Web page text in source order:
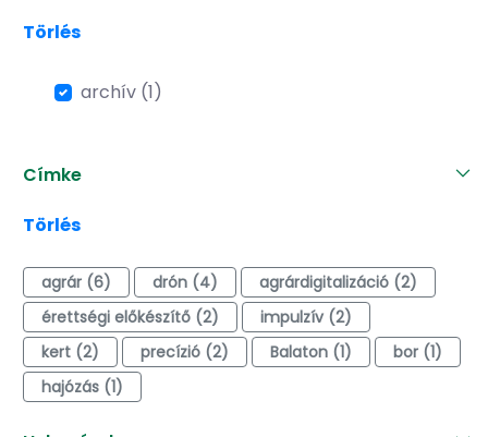
Törlés
archív (1)
Címke
Törlés
agrár (6) drón (4)
agrárdigitalizáció (2)
érettségi előkészítő (2)
impulzív (2)
kert (2)
precízió (2) Balaton (1)
bor (1)
hajózás (1)